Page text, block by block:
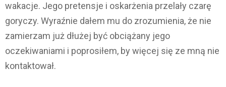
wakacje. Jego pretensje i oskarżenia przelały czarę
goryczy. Wyraźnie dałem mu do zrozumienia, że nie
zamierzam już dłużej być obciążany jego
oczekiwaniami i poprosiłem, by więcej się ze mną nie
kontaktował.